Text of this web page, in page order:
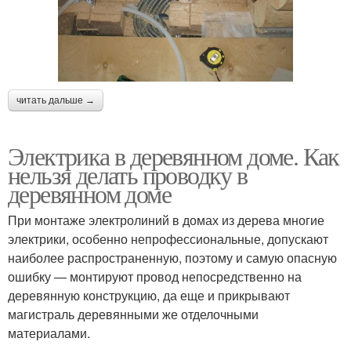
читать дальше →
Электрика в деревянном доме. Как
нельзя делать проводку в
деревянном доме
При монтаже электролиний в домах из дерева многие
электрики, особенно непрофессиональные, допускают
наиболее распространенную, поэтому и самую опасную
ошибку — монтируют провод непосредственно на
деревянную конструкцию, да еще и прикрывают
магистраль деревянными же отделочными
материалами.